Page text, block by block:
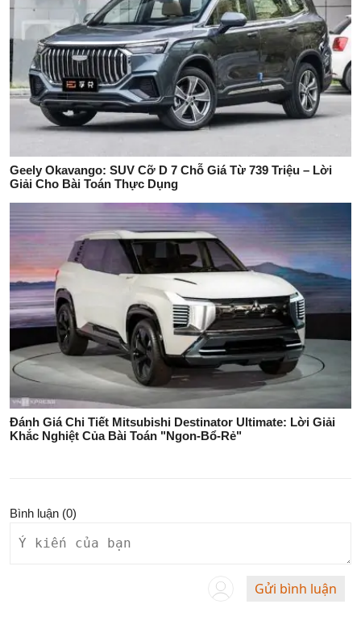
Geely Okavango: SUV Cỡ D 7 Chỗ Giá Từ 739 Triệu – Lời
Giải Cho Bài Toán Thực Dụng
Đánh Giá Chi Tiết Mitsubishi Destinator Ultimate: Lời Giải
Khắc Nghiệt Của Bài Toán "Ngon-Bổ-Rẻ"
Bình luận (0)
Gửi bình luận